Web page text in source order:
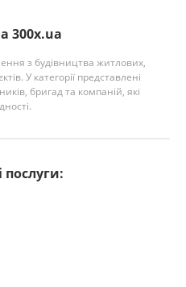
300x.ua
з будівництва житлових,
У категорії представлені
бригад та компаній, які
послуги: